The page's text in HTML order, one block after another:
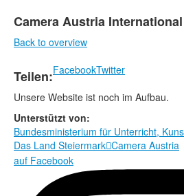
Datenschutz
Mediadaten
Edition
Bibliothek
Camera Austria Preis
Rechtliche Informationen
Camera Austria International
Back to overview
Teilen:FacebookTwitter
Unsere Website ist noch im Aufbau.
Unterstützt von:
Bundesministerium für Unterricht,
Das Land SteiermarkCamera Austria
auf Facebook